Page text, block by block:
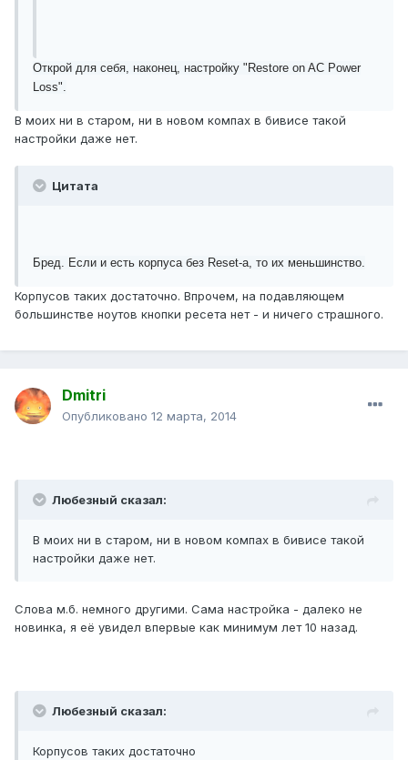
Открой для себя, наконец, настройку "Restore on AC Power
Loss".
В моих ни в старом, ни в новом компах в бивисе такой
настройки даже нет.
Цитата
Бред. Если и есть корпуса без Reset-а, то их меньшинство.
Корпусов таких достаточно. Впрочем, на подавляющем
большинстве ноутов кнопки ресета нет - и ничего страшного.
Dmitri
Опубликовано 12 марта, 2014
Любезный сказал:
В моих ни в старом, ни в новом компах в бивисе такой
настройки даже нет.
Слова м.б. немного другими. Сама настройка - далеко не
новинка, я её увидел впервые как минимум лет 10 назад.
Любезный сказал:
Корпусов таких достаточно